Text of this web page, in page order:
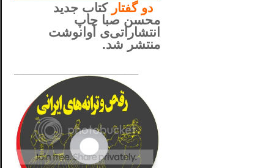
دوگفتار کتاب جدید
محسن صبا چاپ
انتشاراتی‌ی آوانوشت
منتشر شد.